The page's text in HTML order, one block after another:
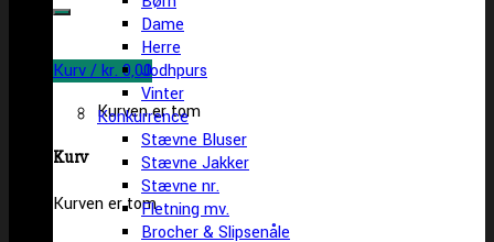
efter:
Kurv /kr. 0,00
Kurven er tom
Kurv
Kurven er tom
Dame
Herre
Jodhpurs
Vinter
Konkurrence
Stævne Bluser
Stævne Jakker
Stævne nr.
Fletning mv.
Brocher & Slipsenåle